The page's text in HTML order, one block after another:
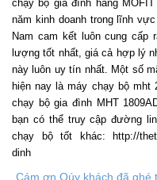
chạy bộ gia đình hãng
năm kinh doanh trong lĩnh
Nam cam kết luôn cung
lượng tốt nhất, giá cả hợp lý
này luôn uy tín nhất. Một số
hiện nay là máy chạy bộ mht
chạy bộ gia đình MHT
bạn có thể truy cập đường
chạy bộ tốt khác: http://
dinh
Cám ơn Qúy khách đã ghé